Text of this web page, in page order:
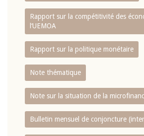
Rapport sur la compétitivité des
l‘UEMOA
Rapport sur la politique monétaire
Note thématique
Note sur la situation de la
Bulletin mensuel de conjoncture